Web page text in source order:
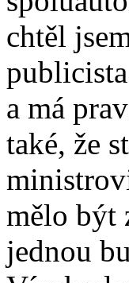
chtěl
a má
také, že
mělo být
jednou